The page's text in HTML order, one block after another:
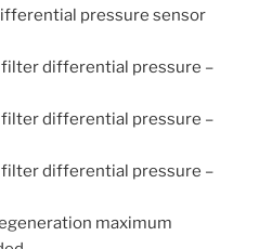
pressure sensor
differential pressure –
differential pressure –
differential pressure –
maximum